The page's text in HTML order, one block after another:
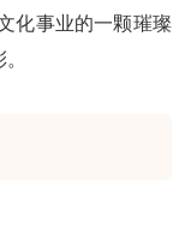
化事业的一颗璀璨